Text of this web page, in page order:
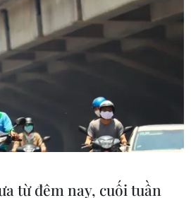
từ đêm nay, cuối tuần